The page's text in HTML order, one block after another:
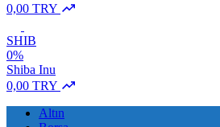
0,00 TRY
SHIB
0%
Shiba Inu
0,00 TRY
Altın